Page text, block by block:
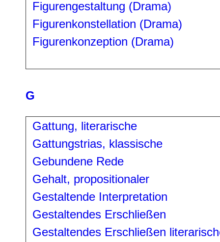
Figurengestaltung (Drama)
Figurenkonstellation (Drama)
Figurenkonzeption (Drama)
G
Gattung, literarische
Gattungstrias, klassische
Gebundene Rede
Gehalt, propositionaler
Gestaltende Interpretation
Gestaltendes Erschließen
Gestaltendes Erschließen